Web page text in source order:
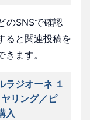
のSNSで確認
ると関連投稿を
ます。
ラジオーネ １
リング／ピ
入